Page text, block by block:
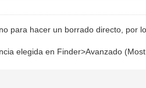
para hacer un borrado directo, por
elegida en Finder>Avanzado